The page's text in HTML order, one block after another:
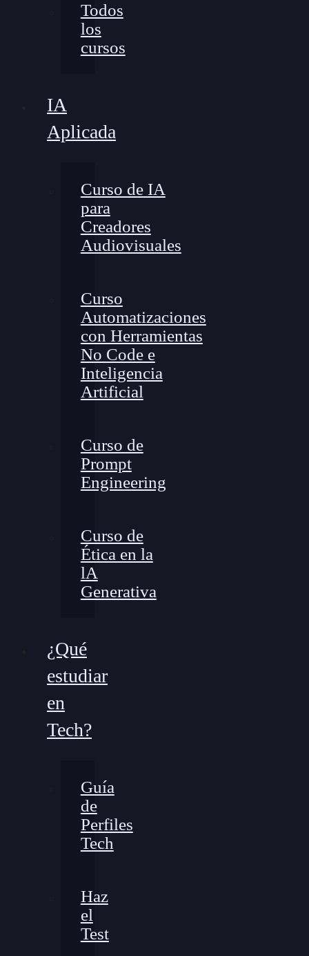
Todos
los
cursos
IA
Aplicada
Curso de IA
para
Creadores
Audiovisuales
Curso
Automatizaciones
con Herramientas
No Code e
Inteligencia
Artificial
Curso de
Prompt
Engineering
Curso de
Ética en la
lA
Generativa
¿Qué
estudiar
en
Tech?
Guía
de
Perfiles
Tech
Haz
el
Test